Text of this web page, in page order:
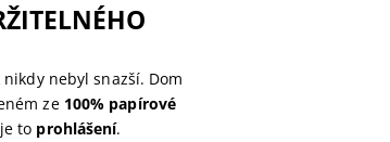
nebyl snazší. Dom
ze 100% papírové
to prohlášení.